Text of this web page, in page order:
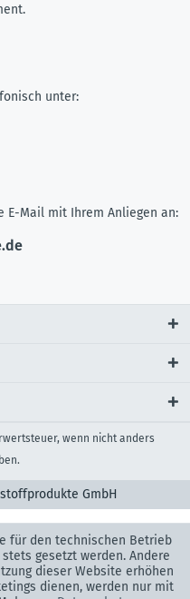
unter:
E-Mail mit Ihrem Anliegen an:
wenn nicht anders
GmbH
für den technischen Betrieb
gesetzt werden. Andere
dieser Website erhöhen
dienen, werden nur mit